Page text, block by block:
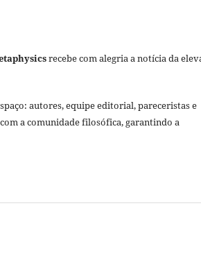
recebe com alegria a notícia da
autores, equipe editorial, pareceristas e
a comunidade filosófica, garantindo a